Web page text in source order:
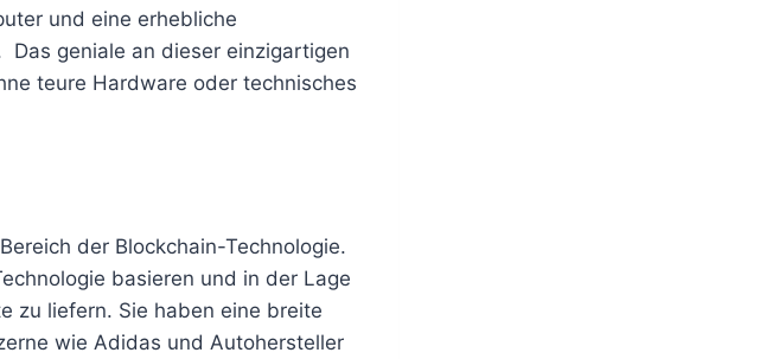
und eine erhebliche
Das geniale an dieser einzigartigen
teure Hardware oder technisches
der Blockchain-Technologie.
basieren und in der Lage
zu liefern. Sie haben eine breite
wie Adidas und Autohersteller